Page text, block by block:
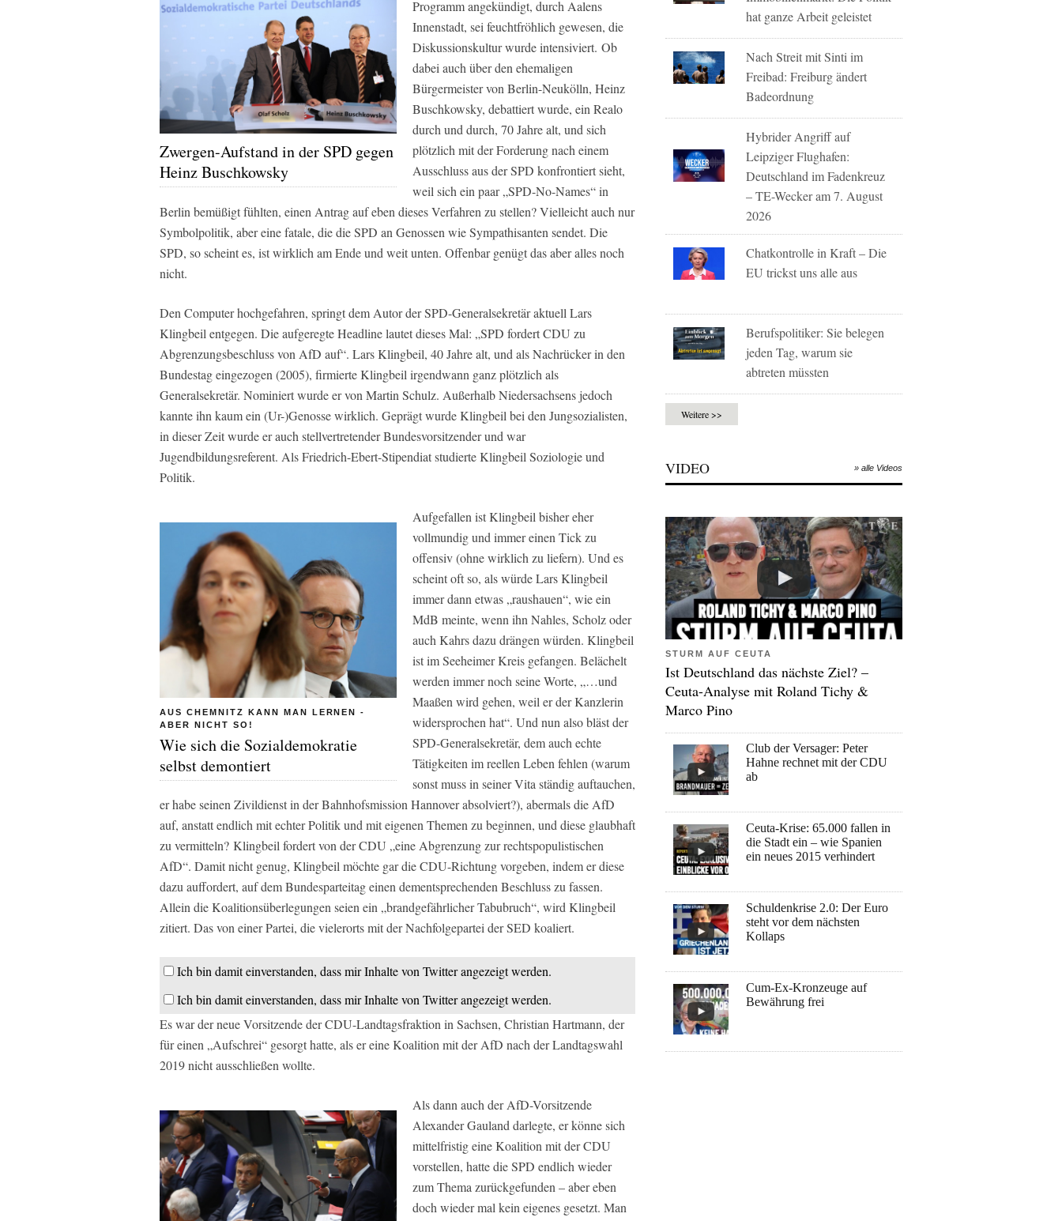
Zwergen-Aufstand in der SPD gegen
Heinz Buschkowsky
Programm angekündigt, durch Aalens
Innenstadt, sei feuchtfröhlich gewesen, die
Diskussionskultur wurde intensiviert. Ob
dabei auch über den ehemaligen
Bürgermeister von Berlin-Neukölln, Heinz
Buschkowsky, debattiert wurde, ein Realo
durch und durch, 70 Jahre alt, und sich
plötzlich mit der Forderung nach einem
Ausschluss aus der SPD konfrontiert sieht,
weil sich ein paar „SPD-No-Names“ in
Berlin bemüßigt fühlten, einen Antrag auf eben dieses Verfahren zu stellen? Vielleicht auch nur
Symbolpolitik, aber eine fatale, die die SPD an Genossen wie Sympathisanten sendet. Die
SPD, so scheint es, ist wirklich am Ende und weit unten. Offenbar genügt das aber alles noch
nicht.
Den Computer hochgefahren, springt dem Autor der SPD-Generalsekretär aktuell Lars
Klingbeil entgegen. Die aufgeregte Headline lautet dieses Mal: „SPD fordert CDU zu
Abgrenzungsbeschluss von AfD auf“. Lars Klingbeil, 40 Jahre alt, und als Nachrücker in den
Bundestag eingezogen (2005), firmierte Klingbeil irgendwann ganz plötzlich als
Generalsekretär. Nominiert wurde er von Martin Schulz. Außerhalb Niedersachsens jedoch
kannte ihn kaum ein (Ur-)Genosse wirklich. Geprägt wurde Klingbeil bei den Jungsozialisten,
in dieser Zeit wurde er auch stellvertretender Bundesvorsitzender und war
Jugendbildungsreferent. Als Friedrich-Ebert-Stipendiat studierte Klingbeil Soziologie und
Politik.
AUS CHEMNITZ KANN MAN LERNEN -
ABER NICHT SO!
Wie sich die Sozialdemokratie
selbst demontiert
Aufgefallen ist Klingbeil bisher eher
vollmundig und immer einen Tick zu
offensiv (ohne wirklich zu liefern). Und es
scheint oft so, als würde Lars Klingbeil
immer dann etwas „raushauen“, wie ein
MdB meinte, wenn ihn Nahles, Scholz oder
auch Kahrs dazu drängen würden. Klingbeil
ist im Seeheimer Kreis gefangen. Belächelt
werden immer noch seine Worte, „…und
Maaßen wird gehen, weil er der Kanzlerin
widersprochen hat“. Und nun also bläst der
SPD-Generalsekretär, dem auch echte
Tätigkeiten im reellen Leben fehlen (warum
sonst muss in seiner Vita ständig auftauchen,
er habe seinen Zivildienst in der Bahnhofsmission Hannover absolviert?), abermals die AfD
auf, anstatt endlich mit echter Politik und mit eigenen Themen zu beginnen, und diese glaubhaft
zu vermitteln? Klingbeil fordert von der CDU „eine Abgrenzung zur rechtspopulistischen
AfD“. Damit nicht genug, Klingbeil möchte gar die CDU-Richtung vorgeben, indem er diese
dazu auffordert, auf dem Bundesparteitag einen dementsprechenden Beschluss zu fassen.
Allein die Koalitionsüberlegungen seien ein „brandgefährlicher Tabubruch“, wird Klingbeil
zitiert. Das von einer Partei, die vielerorts mit der Nachfolgepartei der SED koaliert.
Ich bin damit einverstanden, dass mir Inhalte von Twitter angezeigt werden.
Ich bin damit einverstanden, dass mir Inhalte von Twitter angezeigt werden.
Es war der neue Vorsitzende der CDU-Landtagsfraktion in Sachsen, Christian Hartmann, der
für einen „Aufschrei“ gesorgt hatte, als er eine Koalition mit der AfD nach der Landtagswahl
2019 nicht ausschließen wollte.
Als dann auch der AfD-Vorsitzende
Alexander Gauland darlegte, er könne sich
mittelfristig eine Koalition mit der CDU
vorstellen, hatte die SPD endlich wieder
zum Thema zurückgefunden – aber eben
doch wieder mal kein eigenes gesetzt. Man
hat ganze Arbeit geleistet
Nach Streit mit Sinti im
Freibad: Freiburg ändert
Badeordnung
Hybrider Angriff auf
Leipziger Flughafen:
Deutschland im Fadenkreuz
– TE-Wecker am 7. August
2026
Chatkontrolle in Kraft – Die
EU trickst uns alle aus
Berufspolitiker: Sie belegen
jeden Tag, warum sie
abtreten müssten
Weitere >>
VIDEO » alle Videos
STURM AUF CEUTA
Ist Deutschland das nächste Ziel? –
Ceuta-Analyse mit Roland Tichy &
Marco Pino
Club der Versager: Peter
Hahne rechnet mit der CDU
ab
Ceuta-Krise: 65.000 fallen in
die Stadt ein – wie Spanien
ein neues 2015 verhindert
Schuldenkrise 2.0: Der Euro
steht vor dem nächsten
Kollaps
Cum-Ex-Kronzeuge auf
Bewährung frei